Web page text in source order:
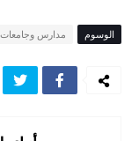
الوسوم مدارس وجامعات